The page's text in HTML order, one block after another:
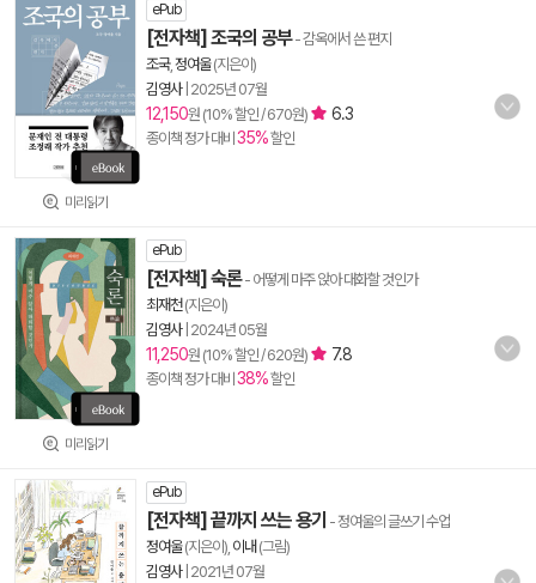
미리읽기
ePub
[전자책] 조국의 공부- 감옥에서 쓴 편지
조국, 정여울(지은이)
김영사| 2025년 07월
12,150원 (10% 할인 / 670원) 6.3
종이책 정가 대비 35%할인
미리읽기
ePub
[전자책] 숙론- 어떻게 마주 앉아 대화할 것인가
최재천(지은이)
김영사| 2024년 05월
11,250원 (10% 할인 / 620원) 7.8
종이책 정가 대비 38%할인
ePub
[전자책] 끝까지 쓰는 용기 - 정여울의 글쓰기 수업
정여울(지은이), 이내 (그림)
김영사| 2021년 07월